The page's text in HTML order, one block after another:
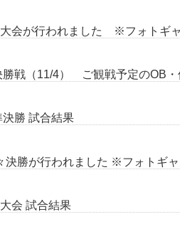
会が行われました ※フォトギ
戦（11/4） ご観戦予定のOB・
勝 試合結果
決勝が行われました ※フォトギ
会 試合結果